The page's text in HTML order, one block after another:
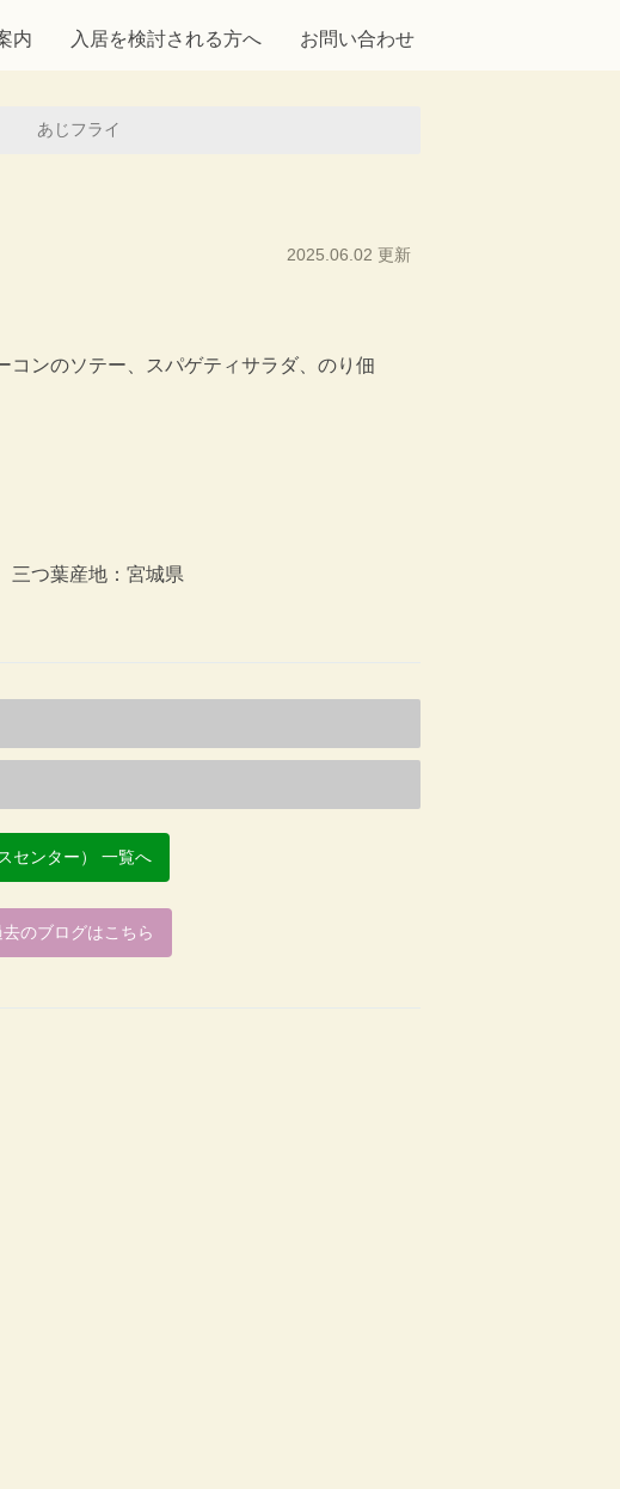
内 入居を検討される方へ お問い合わせ
あじフライ
2025.06.02 更新
コンのソテー、スパゲティサラダ、のり佃
つ葉産地：宮城県
センター） 一覧へ
のブログはこちら